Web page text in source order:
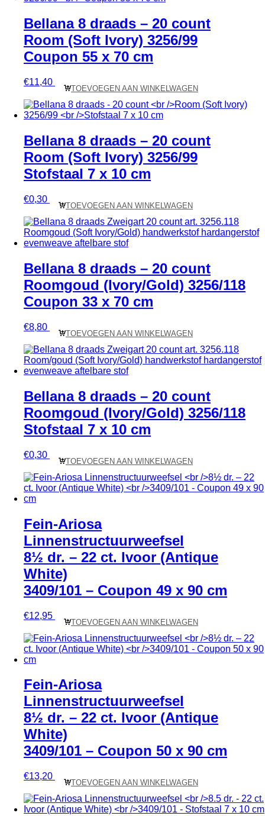
Bellana 8 draads – 20 count
Room (Soft Ivory) 3256/99
Coupon 55 x 70 cm
€11,40
TOEVOEGEN AAN WINKELWAGEN
Bellana 8 draads – 20 count
Room (Soft Ivory) 3256/99
Stofstaal 7 x 10 cm
€0,30
TOEVOEGEN AAN WINKELWAGEN
Bellana 8 draads – 20 count
Roomgoud (Ivory/Gold) 3256/118
Coupon 33 x 70 cm
€8,80
TOEVOEGEN AAN WINKELWAGEN
Bellana 8 draads – 20 count
Roomgoud (Ivory/Gold) 3256/118
Stofstaal 7 x 10 cm
€0,30
TOEVOEGEN AAN WINKELWAGEN
Fein-Ariosa
Linnenstructuurweefsel
8½ dr. – 22 ct. Ivoor (Antique
White)
3409/101 – Coupon 49 x 90 cm
€12,95
TOEVOEGEN AAN WINKELWAGEN
Fein-Ariosa
Linnenstructuurweefsel
8½ dr. – 22 ct. Ivoor (Antique
White)
3409/101 – Coupon 50 x 90 cm
€13,20
TOEVOEGEN AAN WINKELWAGEN